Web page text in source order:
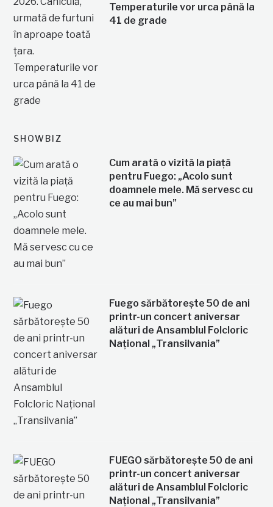
Temperaturile vor urca până la
41 de grade
SHOWBIZ
Cum arată o vizită la piață
pentru Fuego: „Acolo sunt
doamnele mele. Mă servesc cu
ce au mai bun”
Fuego sărbătorește 50 de ani
printr-un concert aniversar
alături de Ansamblul Folcloric
Național „Transilvania”
FUEGO sărbătorește 50 de ani
printr-un concert aniversar
alături de Ansamblul Folcloric
Național „Transilvania”